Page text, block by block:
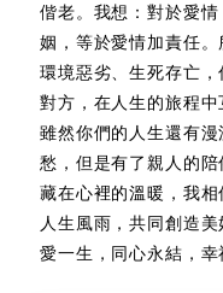
偕老。我想：對於愛
姻，等於愛情加責任。
環境惡劣、生死存亡
對方，在人生的旅程中
雖然你們的人生還有
愁，但是有了親人的
藏在心裡的溫暖，我
人生風雨，共同創造
愛一生，同心永結，幸